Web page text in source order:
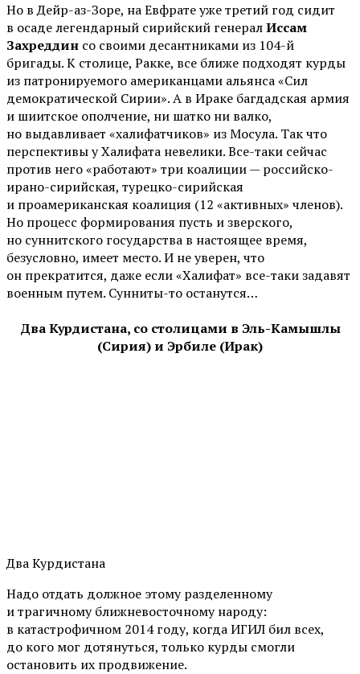
Но в Дейр-аз-Зоре, на Евфрате уже третий год сидит
в осаде легендарный сирийский генералИссам
Захреддин со своими десантниками из 104-й
бригады. К столице, Ракке, все ближе подходят курды
из патронируемого американцами альянса «Сил
демократической Сирии». А в Ираке багдадская армия
и шиитское ополчение, ни шатко ни валко,
но выдавливает «халифатчиков» из Мосула. Так что
перспективы у Халифата невелики. Все-таки сейчас
против него «работают» три коалиции — российско-
ирано-сирийская, турецко-сирийская
и проамериканская коалиция (12 «активных» членов).
Но процесс формирования пусть и зверского,
но суннитского государства в настоящее время,
безусловно, имеет место. И не уверен, что
он прекратится, даже если «Халифат» все-таки задавят
военным путем. Сунниты-то останутся…
Два Курдистана, со столицами в Эль-Камышлы
(Сирия) и Эрбиле (Ирак)
Два Курдистана
Надо отдать должное этому разделенному
и трагичному ближневосточному народу:
в катастрофичном 2014 году, когда ИГИЛ бил всех,
до кого мог дотянуться, только курды смогли
остановить их продвижение.